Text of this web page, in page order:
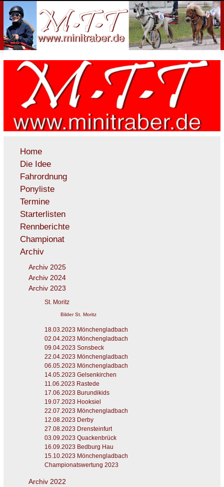
Home
Die Idee
Fahrordnung
Ponyliste
Termine
Starterlisten
Rennberichte
Championat
Archiv
Archiv 2025
Archiv 2024
Archiv 2023
St. Moritz
Bilder St. Moritz
18.03.2023 Mönchengladbach
02.04.2023 Mönchengladbach
09.04.2023 Sonsbeck
22.04.2023 Mönchengladbach
06.05.2023 Mönchengladbach
14.05.2023 Gelsenkirchen
11.06.2023 Rastede
17.06.2023 Burundikids
19.07.2023 Hooksiel
22.07.2023 Mönchengladbach
12.08.2023 Derby
27.08.2023 Drensteinfurt
03.09.2023 Quackenbrück
16.09.2023 Bedburg Hau
15.10.2023 Mönchengladbach
Championatswertung 2023
Archiv 2022